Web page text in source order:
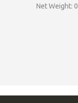
Net Weight: